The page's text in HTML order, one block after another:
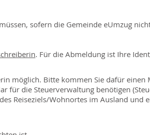
sofern die Gemeinde eUmzug
. Für die Abmeldung ist Ihre
möglich. Bitte kommen Sie dafür einen
für die Steuerverwaltung benötigen
Reiseziels/Wohnortes im Ausland und